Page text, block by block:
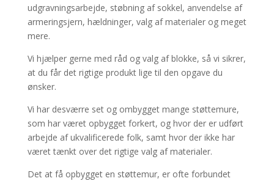
udgravningsarbejde, støbning af sokkel, anvendelse af
armeringsjern, hældninger, valg af materialer og meget
mere.
Vi hjælper gerne med råd og valg af blokke, så vi sikrer,
at du får det rigtige produkt lige til den opgave du
ønsker.
Vi har desværre set og ombygget mange støttemure,
som har været opbygget forkert, og hvor der er udført
arbejde af ukvalificerede folk, samt hvor der ikke har
været tænkt over det rigtige valg af materialer.
Det at få opbygget en støttemur, er ofte forbundet